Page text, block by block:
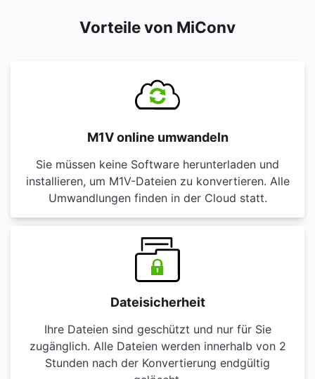
Vorteile von MiConv
M1V online umwandeln
Sie müssen keine Software herunterladen und
installieren, um M1V-Dateien zu konvertieren. Alle
Umwandlungen finden in der Cloud statt.
Dateisicherheit
Ihre Dateien sind geschützt und nur für Sie
zugänglich. Alle Dateien werden innerhalb von 2
Stunden nach der Konvertierung endgültig